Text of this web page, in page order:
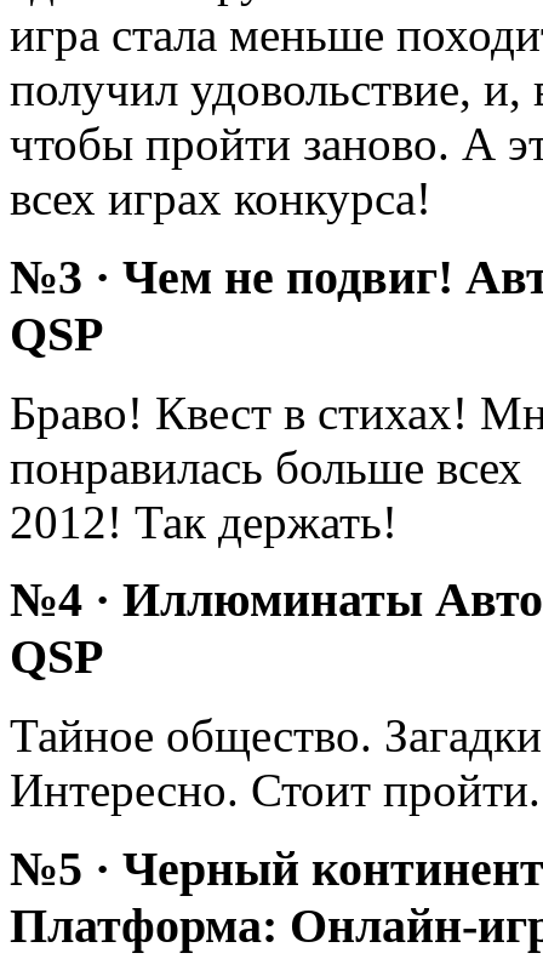
игра стала меньше
получил удовольствие,
чтобы пройти заново. А
всех играх конкурса!
№3 · Чем не подвиг!
QSP
Браво! Квест в стихах!
понравилась больше
2012! Так держать!
№4 · Иллюминаты
QSP
Тайное общество.
Интересно. Стоит пройти.
№5 · Черный
Платформа: Онлайн-